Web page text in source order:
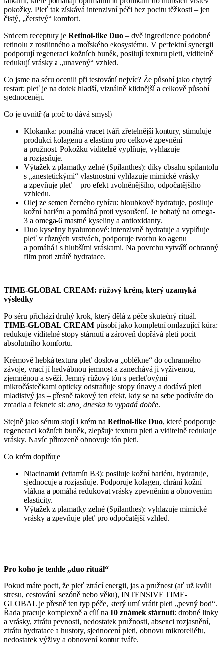
pokožky. Pleť tak získává intenzivní péči bez pocitu těžkosti – jen
čistý, „čerstvý“ komfort.
Srdcem receptury je Retinol-like Duo – dvě ingredience podobné
retinolu z rostlinného a mořského ekosystému. V perfektní synergii
podporují regeneraci kožních buněk, posilují texturu pleti, viditelně
redukují vrásky a „unavený“ vzhled.
Co jsme na séru ocenili při testování nejvíc? Že působí jako chytrý
restart: pleť je na dotek hladší, vizuálně klidnější a celkově působí
sjednoceněji.
Co je uvnitř (a proč to dává smysl)
Klokanka: pomáhá vracet tváři zřetelnější kontury, stimuluje
produkci kolagenu a elastinu pro celkové zpevnění
a pružnost. Pokožku viditelně vyplňuje, vyhlazuje
a rozjasňuje.
Výtažek z plamatky zelné (Spilanthes): díky obsahu spilantolu
s „anestetickými“ vlastnostmi vyhlazuje mimické vrásky
a zpevňuje pleť – pro efekt uvolněnějšího, odpočatějšího
vzhledu.
Olej ze semen černého rybízu: hloubkově hydratuje, posiluje
kožní bariéru a pomáhá proti vysoušení. Je bohatý na omega-
3 a omega-6 mastné kyseliny a antioxidanty.
Duo kyseliny hyaluronové: intenzivně hydratuje a vyplňuje
pleť v různých vrstvách, podporuje tvorbu kolagenu
a pomáhá i s hlubšími vráskami. Na povrchu vytváří ochranný
film proti ztrátě hydratace.
TIME-GLOBAL CREAM: růžový krém, který uzamyká
výsledky
Po séru přichází druhý krok, který dělá z péče skutečný rituál.
TIME-GLOBAL CREAM působí jako kompletní omlazující kúra:
redukuje viditelné stopy stárnutí a zároveň dopřává pleti pocit
absolutního komfortu.
Krémově hebká textura pleť doslova „oblékne“ do ochranného
závoje, vrací jí hedvábnou jemnost a zanechává ji vyživenou,
zjemněnou a svěží. Jemný růžový tón s perleťovými
mikročástečkami opticky odstraňuje stopy únavy a dodává pleti
mladistvý jas – přesně takový ten efekt, kdy se na sebe podíváte do
zrcadla a řeknete si: ano, dneska to vypadá dobře.
Stejně jako sérum stojí i krém na Retinol-like Duo, které podporuje
regeneraci kožních buněk, zlepšuje texturu pleti a viditelně redukuje
vrásky. Navíc přirozeně obnovuje tón pleti.
Co krém doplňuje
Niacinamid (vitamín B3): posiluje kožní bariéru, hydratuje,
sjednocuje a rozjasňuje. Podporuje kolagen, chrání kožní
vlákna a pomáhá redukovat vrásky zpevněním a obnovením
elasticity.
Výtažek z plamatky zelné (Spilanthes): vyhlazuje mimické
vrásky a zpevňuje pleť pro odpočatější vzhled.
Pro koho je tenhle „duo rituál“
Pokud máte pocit, že pleť ztrácí energii, jas a pružnost (ať už kvůli
stresu, cestování, sezóně nebo věku), INTENSIVE TIME-
GLOBAL je přesně ten typ péče, který umí vrátit pleti „pevný bod“.
Řada pracuje komplexně a cílí na 10 známek stárnutí: drobné linky
a vrásky, ztrátu pevnosti, nedostatek pružnosti, absenci rozjasnění,
ztrátu hydratace a hustoty, sjednocení pleti, obnovu mikroreliéfu,
nedostatek výživy a obnovení kontur tváře.